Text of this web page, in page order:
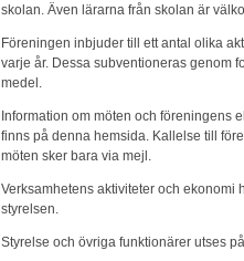
skolan. Även lärarna från skolan är
Föreningen inbjuder till ett antal olika
varje år. Dessa subventioneras genom
medel.
Information om möten och föreningens
finns på denna hemsida. Kallelse till
möten sker bara via mejl.
Verksamhetens aktiviteter och ekonomi
styrelsen.
Styrelse och övriga funktionärer utses